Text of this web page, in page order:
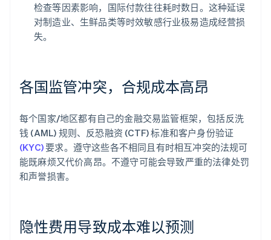
检查等因素影响，国际付款往往耗时数日。这种延误
对制造业、生鲜品类等时效敏感行业极易造成经营损
失。
各国监管冲突，合规成本高昂
每个国家/地区都有自己的金融交易监管框架，包括反洗
钱 (AML) 规则、反恐融资 (CTF) 标准和客户身份验证
(KYC)要求。遵守这些各不相同且有时相互冲突的法规可
能既麻烦又代价高昂。不遵守可能会导致严重的法律处罚
和声誉损害。
隐性费用导致成本难以预测